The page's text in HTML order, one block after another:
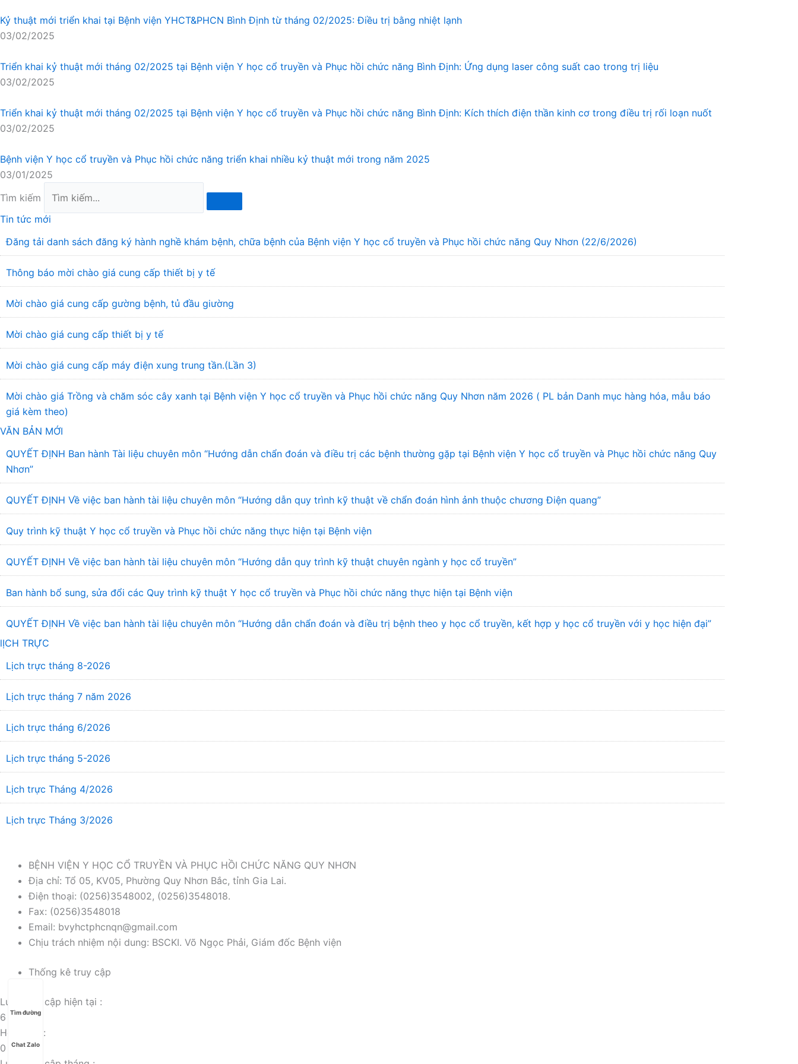
Kỷ thuật mới triển khai tại Bệnh viện YHCT&PHCN Bình Định từ tháng 02/2025: Điều trị bằng nhiệt lạnh
03/02/2025
Triển khai kỷ thuật mới tháng 02/2025 tại Bệnh viện Y học cổ truyền và Phục hồi chức năng Bình Định: Ứng dụng laser công suất cao trong trị liệu
03/02/2025
Triển khai kỷ thuật mới tháng 02/2025 tại Bệnh viện Y học cổ truyền và Phục hồi chức năng Bình Định: Kích thích điện thần kinh cơ trong điều trị rối loạn nuốt
03/02/2025
Bệnh viện Y học cổ truyền và Phục hồi chức năng triển khai nhiều kỷ thuật mới trong năm 2025
03/01/2025
Tìm kiếm
Tin tức mới
Đăng tải danh sách đăng ký hành nghề khám bệnh, chữa bệnh của Bệnh viện Y học cổ truyền và Phục hồi chức năng Quy Nhơn (22/6/2026)
Thông báo mời chào giá cung cấp thiết bị y tế
Mời chào giá cung cấp gường bệnh, tủ đầu giường
Mời chào giá cung cấp thiết bị y tế
Mời chào giá cung cấp máy điện xung trung tần.(Lần 3)
Mời chào giá Trồng và chăm sóc cây xanh tại Bệnh viện Y học cổ truyền và Phục hồi chức năng Quy Nhơn năm 2026 ( PL bản Danh mục hàng hóa, mẫu báo
giá kèm theo)
VĂN BẢN MỚI
QUYẾT ĐỊNH Ban hành Tài liệu chuyên môn “Hướng dẫn chẩn đoán và điều trị các bệnh thường gặp tại Bệnh viện Y học cổ truyền và Phục hồi chức năng Quy
Nhơn”
QUYẾT ĐỊNH Về việc ban hành tài liệu chuyên môn “Hướng dẫn quy trình kỹ thuật về chẩn đoán hình ảnh thuộc chương Điện quang”
Quy trình kỹ thuật Y học cổ truyền và Phục hồi chức năng thực hiện tại Bệnh viện
QUYẾT ĐỊNH Về việc ban hành tài liệu chuyên môn “Hướng dẫn quy trình kỹ thuật chuyên ngành y học cổ truyền”
Ban hành bổ sung, sửa đổi các Quy trình kỹ thuật Y học cổ truyền và Phục hồi chức năng thực hiện tại Bệnh viện
QUYẾT ĐỊNH Về việc ban hành tài liệu chuyên môn “Hướng dẫn chẩn đoán và điều trị bệnh theo y học cổ truyền, kết hợp y học cổ truyền với y học hiện đại”
lỊCH TRỰC
Lịch trực tháng 8-2026
Lịch trực tháng 7 năm 2026
Lịch trực tháng 6/2026
Lịch trực tháng 5-2026
Lịch trực Tháng 4/2026
Lịch trực Tháng 3/2026
BỆNH VIỆN Y HỌC CỔ TRUYỀN VÀ PHỤC HỒI CHỨC NĂNG QUY NHƠN
Địa chỉ: Tổ 05, KV05, Phường Quy Nhơn Bắc, tỉnh Gia Lai.
Điện thoại: (0256)3548002, (0256)3548018.
Fax: (0256)3548018
Email: bvyhctphcnqn@gmail.com
Chịu trách nhiệm nội dung: BSCKI. Võ Ngọc Phải, Giám đốc Bệnh viện
Tìm đường
Chat Zalo
Thống kê truy cập
Lượt truy cập hiện tại :
6
Hôm nay :
0